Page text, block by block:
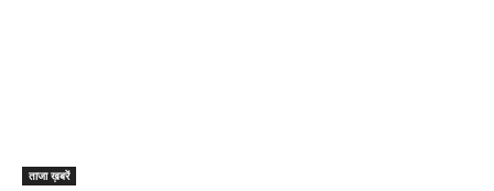
ताजा ख़बरें